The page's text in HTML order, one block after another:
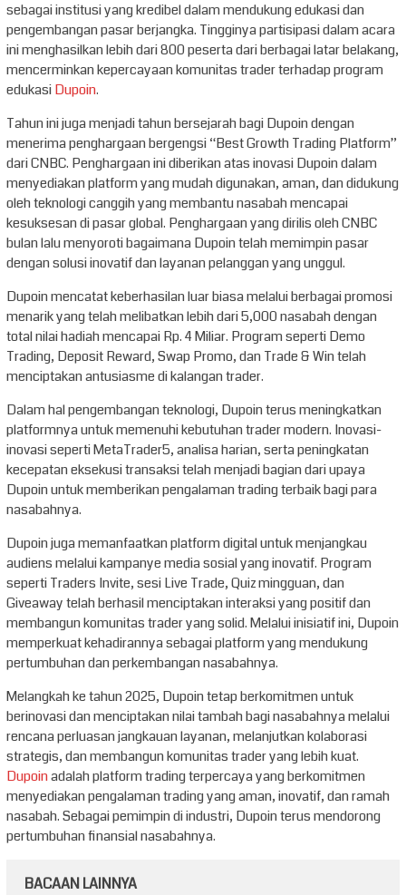
sebagai institusi yang kredibel dalam mendukung edukasi dan
pengembangan pasar berjangka. Tingginya partisipasi dalam acara
ini menghasilkan lebih dari 800 peserta dari berbagai latar belakang,
mencerminkan kepercayaan komunitas trader terhadap program
edukasiDupoin.
Tahun ini juga menjadi tahun bersejarah bagi Dupoin dengan
menerima penghargaan bergengsi “Best Growth Trading Platform”
dari CNBC. Penghargaan ini diberikan atas inovasi Dupoin dalam
menyediakan platform yang mudah digunakan, aman, dan didukung
oleh teknologi canggih yang membantu nasabah mencapai
kesuksesan di pasar global. Penghargaan yang dirilis oleh CNBC
bulan lalu menyoroti bagaimana Dupoin telah memimpin pasar
dengan solusi inovatif dan layanan pelanggan yang unggul.
Dupoin mencatat keberhasilan luar biasa melalui berbagai promosi
menarik yang telah melibatkan lebih dari 5,000 nasabah dengan
total nilai hadiah mencapai Rp. 4 Miliar. Program seperti Demo
Trading, Deposit Reward, Swap Promo, dan Trade & Win telah
menciptakan antusiasme di kalangan trader.
Dalam hal pengembangan teknologi, Dupoin terus meningkatkan
platformnya untuk memenuhi kebutuhan trader modern. Inovasi-
inovasi seperti MetaTrader5, analisa harian, serta peningkatan
kecepatan eksekusi transaksi telah menjadi bagian dari upaya
Dupoin untuk memberikan pengalaman trading terbaik bagi para
nasabahnya.
Dupoin juga memanfaatkan platform digital untuk menjangkau
audiens melalui kampanye media sosial yang inovatif. Program
seperti Traders Invite, sesi Live Trade, Quiz mingguan, dan
Giveaway telah berhasil menciptakan interaksi yang positif dan
membangun komunitas trader yang solid. Melalui inisiatif ini, Dupoin
memperkuat kehadirannya sebagai platform yang mendukung
pertumbuhan dan perkembangan nasabahnya.
Melangkah ke tahun 2025, Dupoin tetap berkomitmen untuk
berinovasi dan menciptakan nilai tambah bagi nasabahnya melalui
rencana perluasan jangkauan layanan, melanjutkan kolaborasi
strategis, dan membangun komunitas trader yang lebih kuat.
Dupoinadalah platform trading terpercaya yang berkomitmen
menyediakan pengalaman trading yang aman, inovatif, dan ramah
nasabah. Sebagai pemimpin di industri, Dupoin terus mendorong
pertumbuhan finansial nasabahnya.
BACAAN LAINNYA